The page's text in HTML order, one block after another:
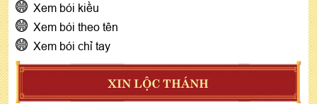
Xem bói kiều
Xem bói theo tên
Xem bói chỉ tay
XIN LỘC THÁNH